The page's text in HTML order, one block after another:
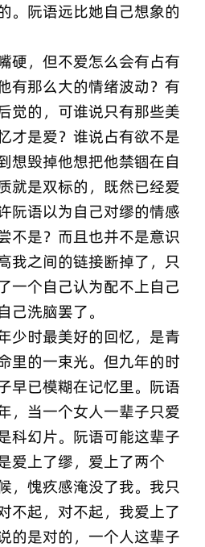
。阮语远比她自己想象的
硬，但不爱怎么会有占有
有那么大的情绪波动？有
觉的，可谁说只有那些美
才是爱？谁说占有欲不是
想毁掉他想把他禁锢在自
就是双标的，既然已经爱
阮语以为自己对缪的情感
不是？而且也并不是意识
我之间的链接断掉了，只
一个自己认为配不上自己
己洗脑罢了。
少时最美好的回忆，是青
里的一束光。但九年的时
早已模糊在记忆里。阮语
，当一个女人一辈子只爱
科幻片。阮语可能这辈子
爱上了缪，爱上了两个
，愧疚感淹没了我。我只
不起，对不起，我爱上了
的是对的，一个人这辈子